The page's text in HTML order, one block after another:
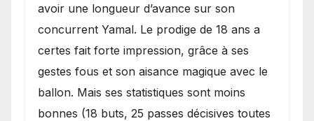
avoir une longueur d’avance sur son
concurrent Yamal. Le prodige de 18 ans a
certes fait forte impression, grâce à ses
gestes fous et son aisance magique avec le
ballon. Mais ses statistiques sont moins
bonnes (18 buts, 25 passes décisives toutes